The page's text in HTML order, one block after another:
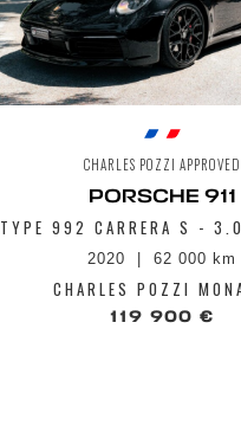
CHARLES POZZI APPROVED
PORSCHE 911
TYPE 992 CARRERA S -
2020 62 000 km
CHARLES POZZI
119 900 €